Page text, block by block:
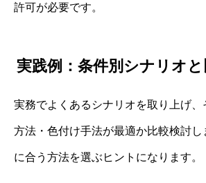
許可が必要です。
実践例：条件別シナリオ
実務でよくあるシナリオを取り上げ、
方法・色付け手法が最適か比較検討し
に合う方法を選ぶヒントになります。